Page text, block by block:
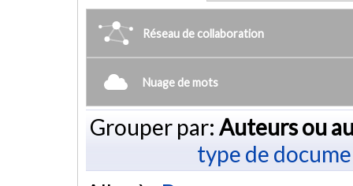
Réseau de collaboration
Nuage de mots
Grouper par: Auteurs ou
type de